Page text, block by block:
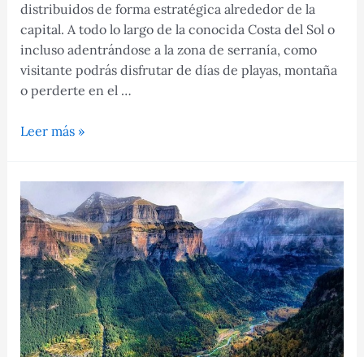
distribuidos de forma estratégica alrededor de la
capital. A todo lo largo de la conocida Costa del Sol o
incluso adentrándose a la zona de serranía, como
visitante podrás disfrutar de días de playas, montaña
o perderte en el …
Málaga,
para
disfrutar
de
las
playas,
montañas
y
pueblitos
Leer más »